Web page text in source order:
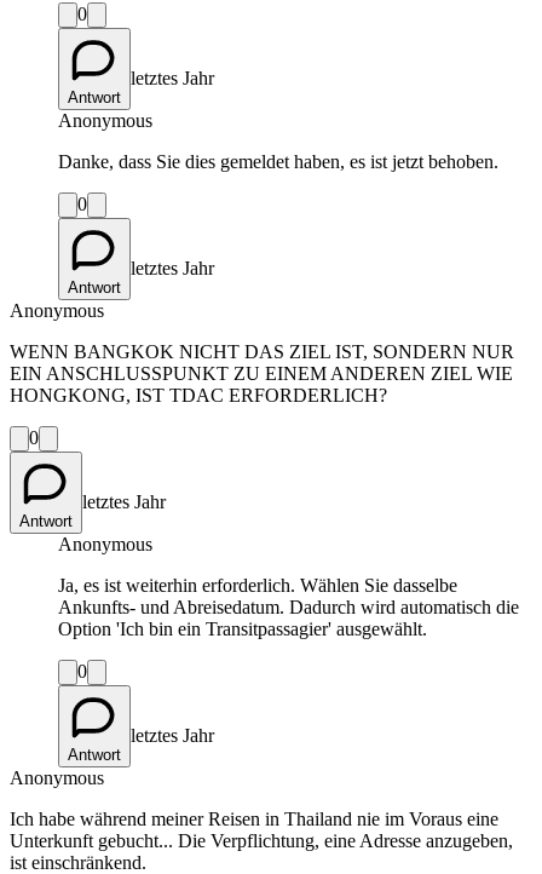
0
Antwort
letztes Jahr
Anonymous
Danke, dass Sie dies gemeldet haben, es ist jetzt behoben.
0
Antwort
letztes Jahr
Anonymous
WENN BANGKOK NICHT DAS ZIEL IST, SONDERN NUR
EIN ANSCHLUSSPUNKT ZU EINEM ANDEREN ZIEL WIE
HONGKONG, IST TDAC ERFORDERLICH?
0
Antwort
letztes Jahr
Anonymous
Ja, es ist weiterhin erforderlich. Wählen Sie dasselbe
Ankunfts- und Abreisedatum. Dadurch wird automatisch die
Option 'Ich bin ein Transitpassagier' ausgewählt.
0
Antwort
letztes Jahr
Anonymous
Ich habe während meiner Reisen in Thailand nie im Voraus eine
Unterkunft gebucht... Die Verpflichtung, eine Adresse anzugeben,
ist einschränkend.